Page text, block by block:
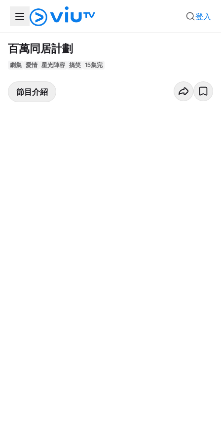
登入
百萬同居計劃
劇集 愛情 星光陣容 搞笑 15集完
節目介紹